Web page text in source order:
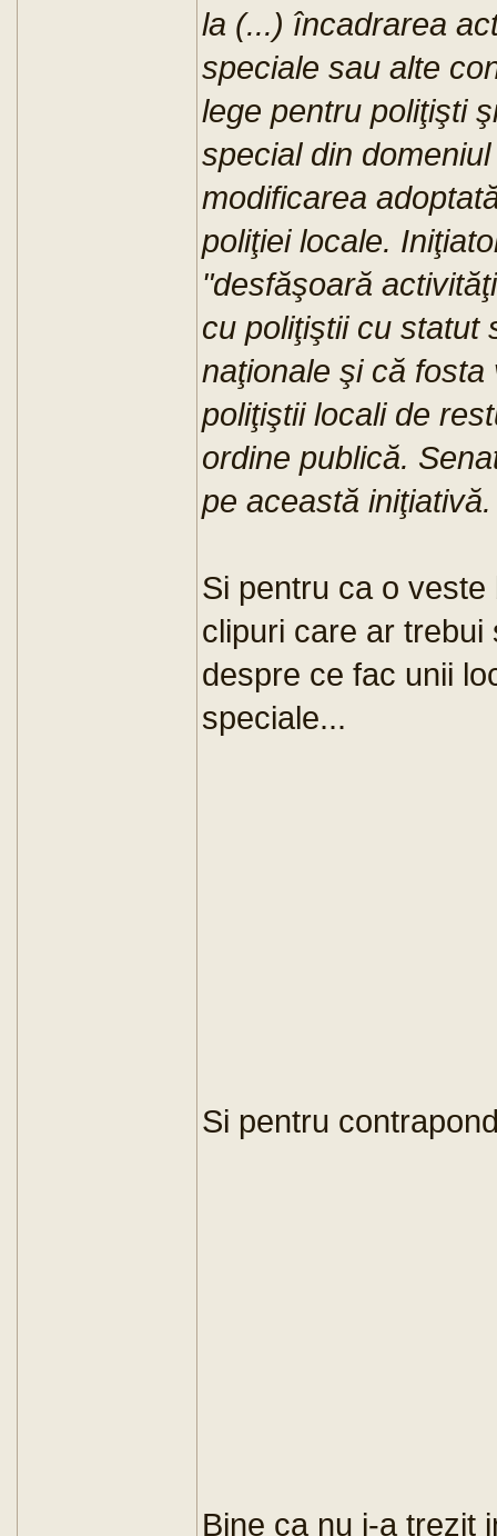
la (...) încadrarea
speciale sau alte
lege pentru poliţişti
special din
modificarea
poliţiei locale.
"desfăşoară
cu poliţiştii cu statut
naţionale şi că
poliţiştii locali de
ordine publică.
pe această iniţiativă.
Si pentru ca o
clipuri care ar
despre ce fac unii
speciale...
Si pentru
Bine ca nu i-a trezit